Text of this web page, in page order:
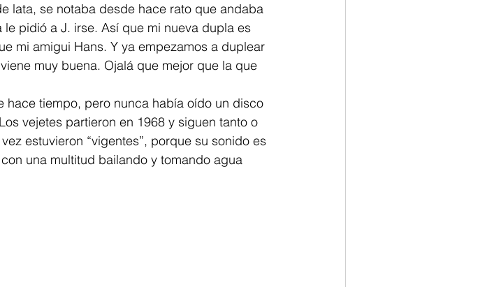
lata, se notaba desde hace rato que andaba
pidió a J. irse. Así que mi nueva dupla es
mi amigui Hans. Y ya empezamos a duplear
muy buena. Ojalá que mejor que la que
tiempo, pero nunca había oído un disco
vejetes partieron en 1968 y siguen tanto o
estuvieron “vigentes”, porque su sonido es
una multitud bailando y tomando agua